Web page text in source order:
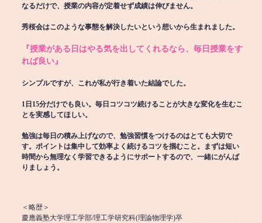
なるだけで、授業の内容が定着せず成績は伸びません。
秀桜会はこのような事態を解決したいという想いから生まれました。
『授業がある日はやる気を出してくれるなら、毎日授業をす
れば良い』
シンプルですが、これが私が行き着いた結論でした。
1日15分だけでも良い。毎日コツコツ続けることが大きな変化を生むこ
とを実感してほしい。
勉強は毎日の積み上げなので、勉強習慣をつけるのはとても大切で
す。ポイントは集中して効率よく続けるコツを掴むこと。まずは短い
時間から無理なく学習できるようにサポートするので、一緒にがんば
りましょう。
＜略歴＞
慶應義塾大学理工学部/理工学研究科(理論物理学)卒